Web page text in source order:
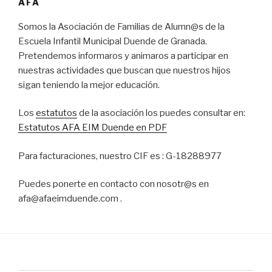
AFA
Somos la Asociación de Familias de Alumn@s de la
Escuela Infantil Municipal Duende de Granada.
Pretendemos informaros y animaros a participar en
nuestras actividades que buscan que nuestros hijos
sigan teniendo la mejor educación.
Los estatutos de la asociación los puedes consultar en:
Estatutos AFA EIM Duende en PDF
Para facturaciones, nuestro CIF es : G-18288977
Puedes ponerte en contacto con nosotr@s en
afa@afaeimduende.com .